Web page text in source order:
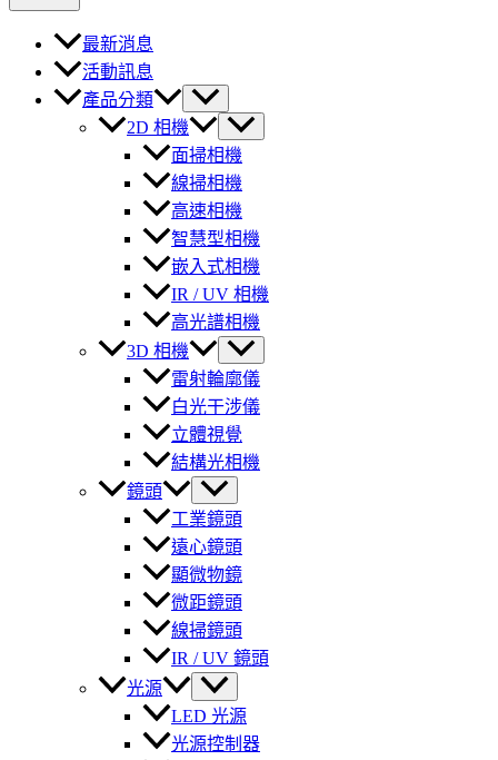
最新消息
活動訊息
產品分類
2D 相機
面掃相機
線掃相機
高速相機
智慧型相機
嵌入式相機
IR / UV 相機
高光譜相機
3D 相機
雷射輪廓儀
白光干涉儀
立體視覺
結構光相機
鏡頭
工業鏡頭
遠心鏡頭
顯微物鏡
微距鏡頭
線掃鏡頭
IR / UV 鏡頭
光源
LED 光源
光源控制器